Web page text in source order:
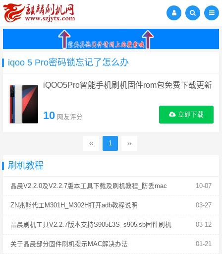
iqoo 5 Pro密码锁忘记了怎么办
iQOO5Pro智能手机刷机固件rom包免费下载更新
10 网友评分 立即下载
‹‹ 1 ››
刷机教程
10-07
晶晨V2.2.0及V2.2.7版本工具下载及刷机教程_防丢mac
03-27
ZN兆能代工M301H_M302H打开adb教程说明
03-12
晶晨刷机工具V2.2.7版本支持S905L3S_s905lsb固件刷机
01-21
关于晶晨部分固件刷机提示MAC解决办法